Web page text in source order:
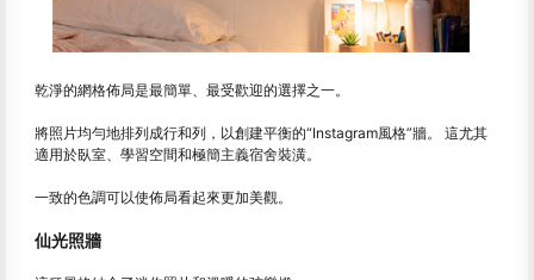
乾淨的網格佈局是最簡單、最受歡迎的選擇之一。
將照片均勻地排列成行和列，以創建平衡的“Instagram風格”牆。 這尤其
適用於臥室、學習空間和極簡主義宿舍裝潢。
一致的色調可以使佈局看起來更加美觀。
仙光照牆